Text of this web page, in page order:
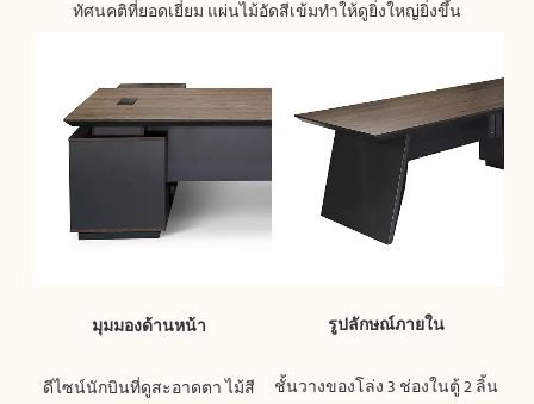
ดีไซน์นักบินที่ดูสะอาดตา ไม้สี
รูปลักษณ์ภายใน
ชั้นวางของโล่ง 3 ช่องในตู้ 2 ลิ้น